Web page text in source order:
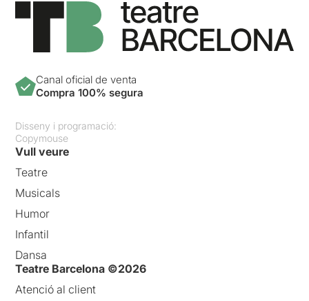
Canal oficial de venta
Compra 100% segura
Disseny i programació:
Copymouse
Vull veure
Teatre
Musicals
Humor
Infantil
Dansa
Teatre Barcelona ©2026
Atenció al client